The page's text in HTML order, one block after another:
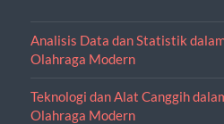
Analisis Data dan Statistik
Olahraga Modern
Teknologi dan Alat Canggih
Olahraga Modern